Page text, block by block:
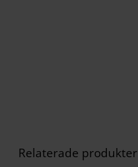
Relaterade produkter